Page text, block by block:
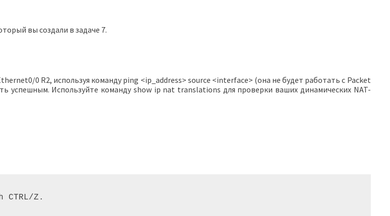
вы создали в задаче 7.
0 R2, используя команду ping <ip_address> source <interface> (она не будет работать с Packet
успешным. Используйте команду show ip nat translations для проверки ваших динамических NAT-
CTRL/Z.